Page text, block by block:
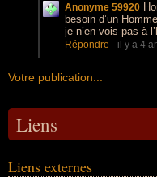
Anonyme 59920
besoin d’un
je n’en vois pas à
Répondre - il y a 4
Votre publication...
Liens
Liens externes